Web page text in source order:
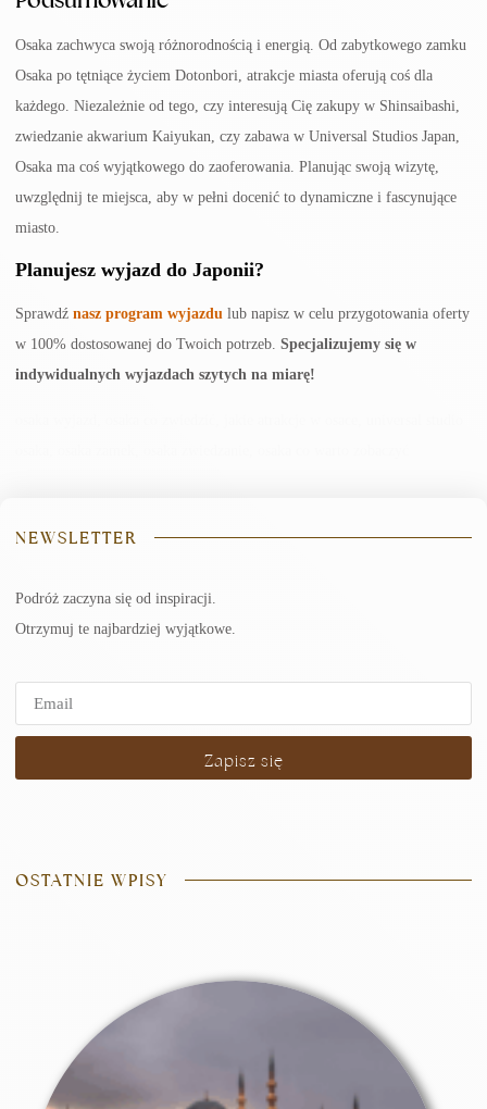
Osaka zachwyca swoją różnorodnością i energią. Od zabytkowego zamku
Osaka po tętniące życiem Dotonbori, atrakcje miasta oferują coś dla
każdego. Niezależnie od tego, czy interesują Cię zakupy w Shinsaibashi,
zwiedzanie akwarium Kaiyukan, czy zabawa w Universal Studios Japan,
Osaka ma coś wyjątkowego do zaoferowania. Planując swoją wizytę,
uwzględnij te miejsca, aby w pełni docenić to dynamiczne i fascynujące
miasto.
Planujesz wyjazd do Japonii?
Sprawdź nasz program wyjazdu lub napisz w celu przygotowania oferty
w 100% dostosowanej do Twoich potrzeb. Specjalizujemy się w
indywidualnych wyjazdach szytych na miarę!
NEWSLETTER
Podróż zaczyna się od inspiracji.
Otrzymuj te najbardziej wyjątkowe.
Zapisz się
OSTATNIE WPISY